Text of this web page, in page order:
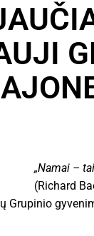
„Namai –
(Richard
Grupinio